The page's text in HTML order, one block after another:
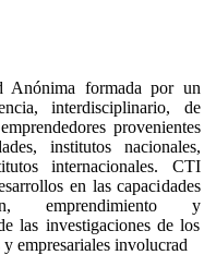
Anónima formada por un
interdisciplinario, de
provenientes
institutos nacionales,
internacionales. CTI
en las capacidades
emprendimiento y
las investigaciones de los
empresariales involucrad